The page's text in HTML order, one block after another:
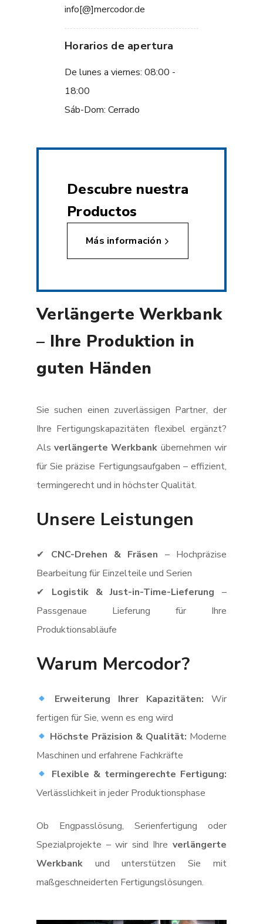
info[@]mercodor.de
Horarios de apertura
De lunes a viernes: 08:00 -
18:00
Sáb-Dom: Cerrado
Descubre nuestra
Productos
Más información
Verlängerte Werkbank
– Ihre Produktion in
guten Händen
Sie suchen einen zuverlässigen Partner, der
Ihre Fertigungskapazitäten flexibel ergänzt?
Alsverlängerte Werkbank übernehmen wir
für Sie präzise Fertigungsaufgaben – effizient,
termingerecht und in höchster Qualität.
Unsere Leistungen
✔ CNC-Drehen & Fräsen – Hochpräzise
Bearbeitung für Einzelteile und Serien
✔ Logistik & Just-in-Time-Lieferung –
Passgenaue Lieferung für Ihre
Produktionsabläufe
Warum Mercodor?
Erweiterung Ihrer Kapazitäten: Wir
fertigen für Sie, wenn es eng wird
Höchste Präzision & Qualität: Moderne
Maschinen und erfahrene Fachkräfte
Flexible & termingerechte Fertigung:
Verlässlichkeit in jeder Produktionsphase
Ob Engpasslösung, Serienfertigung oder
Spezialprojekte – wir sind Ihre verlängerte
Werkbank und unterstützen Sie mit
maßgeschneiderten Fertigungslösungen.